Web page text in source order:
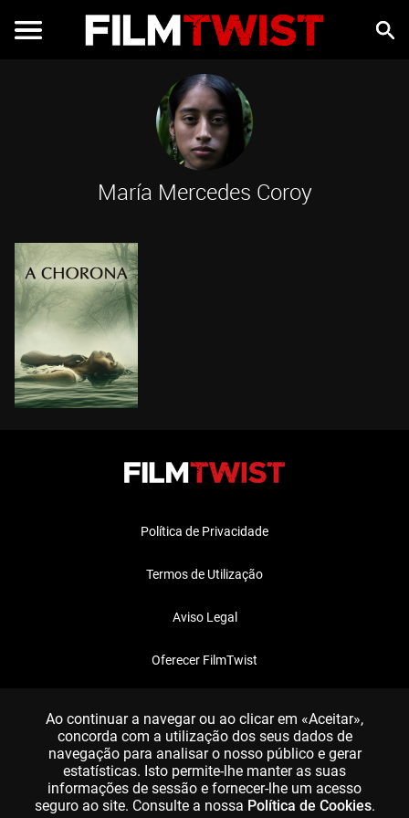
María Mercedes Coroy
Política de Privacidade
Termos de Utilização
Aviso Legal
Oferecer FilmTwist
Ao continuar a navegar ou ao clicar em «Aceitar»,
concorda com a utilização dos seus dados de
navegação para analisar o nosso público e gerar
estatísticas. Isto permite-lhe manter as suas
informações de sessão e fornecer-lhe um acesso
seguro ao site. Consulte a nossa Política de Cookies.